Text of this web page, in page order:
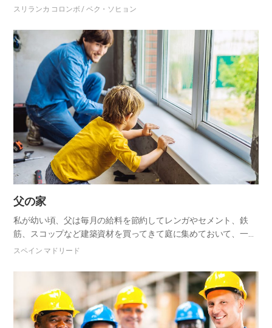
なのに、聖書の勉強をするために、まっすぐシオンにやって来る
選びには…
スリランカ コロンボ / ベク・ソヒョン
父の家
私が幼い頃、父は毎月の給料を節約してレンガやセメント、鉄
筋、スコップなど建築資材を買ってきて庭に集めておいて、一人
で家を建てました。溝を掘るために顔がほこりだらけで、額に汗
は決して完…
スペイン マドリード